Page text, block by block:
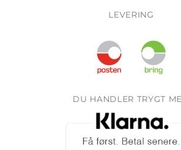
LEVERING
DU HANDLER TRYGT